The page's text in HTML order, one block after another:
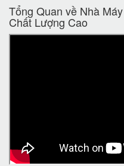
Tổng Quan về Nhà
Chất Lượng Cao